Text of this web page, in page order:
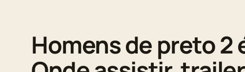
Homens de preto 2